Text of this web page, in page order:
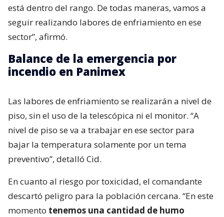
está dentro del rango. De todas maneras, vamos a
seguir realizando labores de enfriamiento en ese
sector”, afirmó.
Balance de la emergencia por
incendio en Panimex
Las labores de enfriamiento se realizarán a nivel de
piso, sin el uso de la telescópica ni el monitor. “A
nivel de piso se va a trabajar en ese sector para
bajar la temperatura solamente por un tema
preventivo”, detalló Cid.
En cuanto al riesgo por toxicidad, el comandante
descartó peligro para la población cercana. “En este
momento tenemos una cantidad de humo